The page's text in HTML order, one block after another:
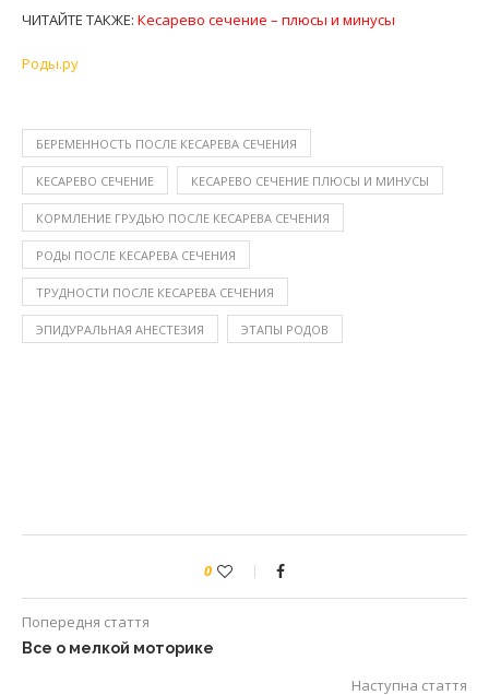
ЧИТАЙТЕ ТАКЖЕ: Кесарево сечение – плюсы и минусы
Роды.ру
БЕРЕМЕННОСТЬ ПОСЛЕ КЕСАРЕВА СЕЧЕНИЯ
КЕСАРЕВО СЕЧЕНИЕ КЕСАРЕВО СЕЧЕНИЕ ПЛЮСЫ И МИНУСЫ
КОРМЛЕНИЕ ГРУДЬЮ ПОСЛЕ КЕСАРЕВА СЕЧЕНИЯ
РОДЫ ПОСЛЕ КЕСАРЕВА СЕЧЕНИЯ
ТРУДНОСТИ ПОСЛЕ КЕСАРЕВА СЕЧЕНИЯ
ЭПИДУРАЛЬНАЯ АНЕСТЕЗИЯ ЭТАПЫ РОДОВ
0
Попередня стаття
Все о мелкой моторике
Наступна стаття